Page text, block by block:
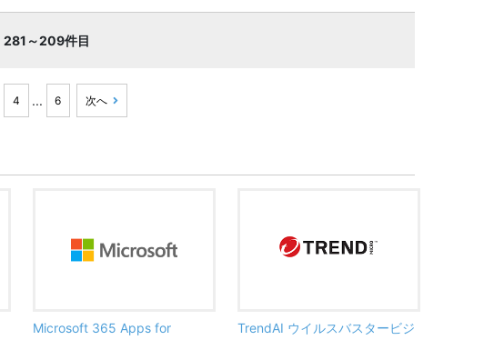
281～209件目
4 ... 6 次へ
Microsoft 365 Apps for
TrendAI ウイルスバスタービジ